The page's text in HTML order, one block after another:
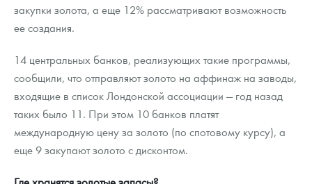
закупки золота, а еще 12% рассматривают возможность
ее создания.
14 центральных банков, реализующих такие программы,
сообщили, что отправляют золото на аффинаж на заводы,
входящие в список Лондонской ассоциации — год назад
таких было 11. При этом 10 банков платят
международную цену за золото (по спотовому курсу), а
еще 9 закупают золото с дисконтом.